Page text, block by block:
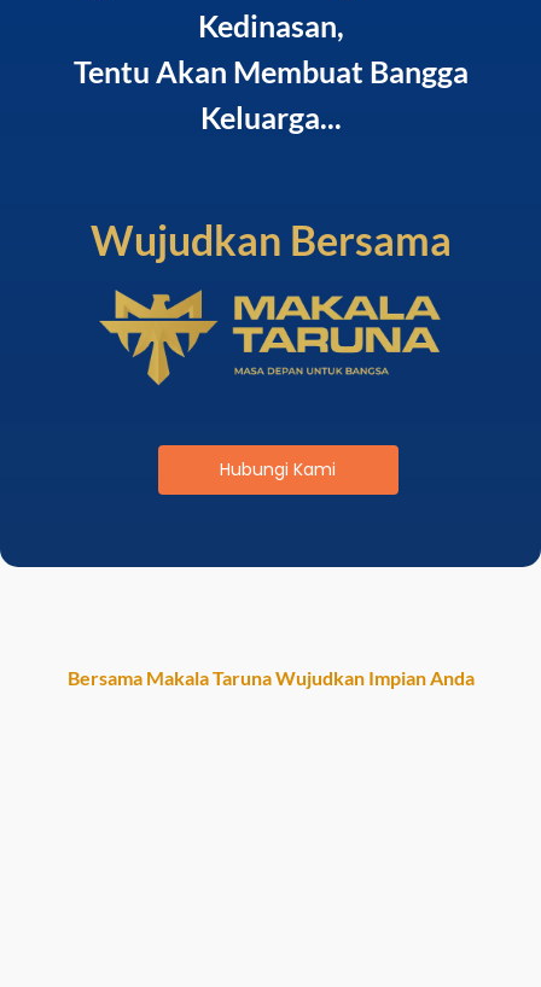
Kedinasan,
Tentu Akan Membuat Bangga
Keluarga...
Wujudkan Bersama
Hubungi Kami
Bersama Makala Taruna Wujudkan Impian Anda